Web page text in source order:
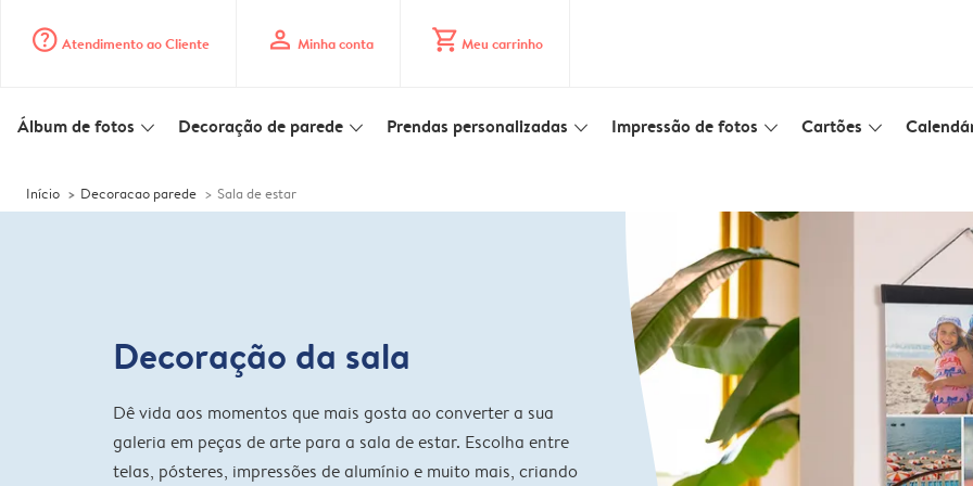
question_mark_circle Atendimento ao Cliente profile Minha conta shopping_cart Meu carrinho
Álbum de fotos slim_arrow_down Decoração de parede slim_arrow_down Prendas personalizadas slim_arrow_down Impressão de fotos slim_arrow_down Cartões slim_arrow_down
Início Decoracao parede Sala de estar
Decoração da sala
Dê vida aos momentos que mais gosta ao converter a sua
galeria em peças de arte para a sala de estar. Escolha entre
telas, pósteres, impressões de alumínio e muito mais, criando